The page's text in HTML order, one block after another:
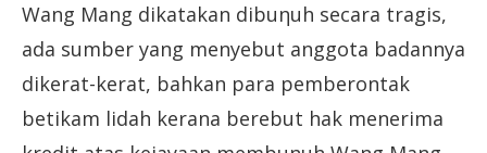
Wang Mang dikatakan dibuηuh secara tragis,
ada sumber yang menyebut anggota badannya
dikerat-kerat, bahkan para pemberontak
betikam lidah kerana berebut hak menerima